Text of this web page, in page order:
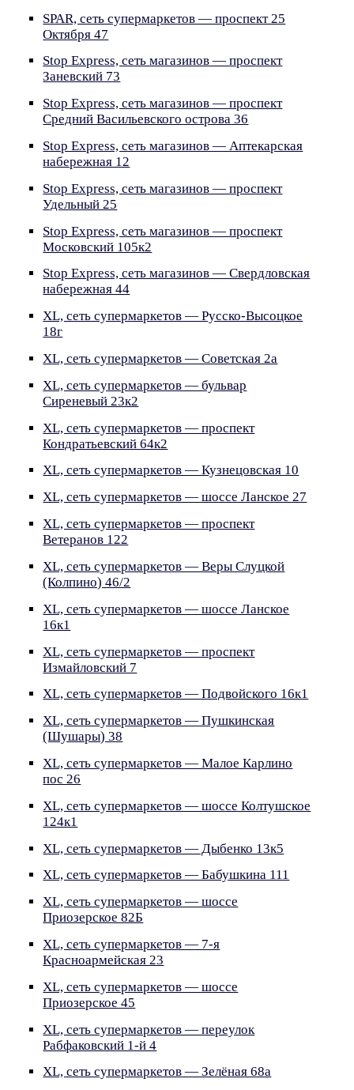
SPAR, сеть супермаркетов — проспект 25
Октября 47
Stop Express, сеть магазинов — проспект
Заневский 73
Stop Express, сеть магазинов — проспект
Средний Васильевского острова 36
Stop Express, сеть магазинов — Аптекарская
набережная 12
Stop Express, сеть магазинов — проспект
Удельный 25
Stop Express, сеть магазинов — проспект
Московский 105к2
Stop Express, сеть магазинов — Свердловская
набережная 44
XL, сеть супермаркетов — Русско-Высоцкое
18г
XL, сеть супермаркетов — Советская 2а
XL, сеть супермаркетов — бульвар
Сиреневый 23к2
XL, сеть супермаркетов — проспект
Кондратьевский 64к2
XL, сеть супермаркетов — Кузнецовская 10
XL, сеть супермаркетов — шоссе Ланское 27
XL, сеть супермаркетов — проспект
Ветеранов 122
XL, сеть супермаркетов — Веры Слуцкой
(Колпино) 46/2
XL, сеть супермаркетов — шоссе Ланское
16к1
XL, сеть супермаркетов — проспект
Измайловский 7
XL, сеть супермаркетов — Подвойского 16к1
XL, сеть супермаркетов — Пушкинская
(Шушары) 38
XL, сеть супермаркетов — Малое Карлино
пос 26
XL, сеть супермаркетов — шоссе Колтушское
124к1
XL, сеть супермаркетов — Дыбенко 13к5
XL, сеть супермаркетов — Бабушкина 111
XL, сеть супермаркетов — шоссе
Приозерское 82Б
XL, сеть супермаркетов — 7-я
Красноармейская 23
XL, сеть супермаркетов — шоссе
Приозерское 45
XL, сеть супермаркетов — переулок
Рабфаковский 1-й 4
XL, сеть супермаркетов — Зелёная 68а